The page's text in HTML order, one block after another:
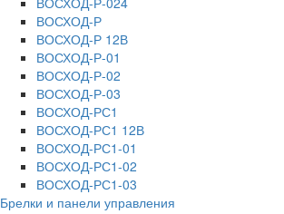
ВОСХОД-Р
ВОСХОД-Р 12В
ВОСХОД-Р-01
ВОСХОД-Р-02
ВОСХОД-Р-03
ВОСХОД-РС1
ВОСХОД-РС1 12В
ВОСХОД-РС1-01
ВОСХОД-РС1-02
ВОСХОД-РС1-03
Брелки и панели управления